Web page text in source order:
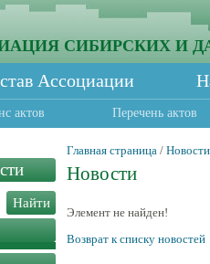
СИБИРСКИХ И
Ассоциации
актов Перечень актов
Главная страница / Новости
Новости
Элемент не найден!
Возврат к списку новостей